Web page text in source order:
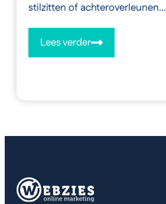
stilzitten of achteroverleunen...
Lees verder